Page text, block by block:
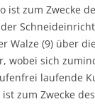
ist zum Zwecke
(9) über
wobei sich
laufende
zum Zwecke